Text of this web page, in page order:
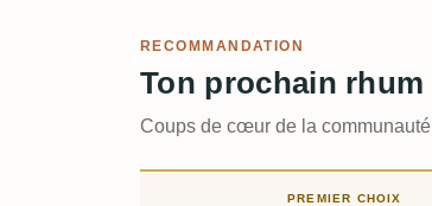
RECOMMANDATION
Ton prochain rhum
Coups de cœur de la communauté
PREMIER CHOIX